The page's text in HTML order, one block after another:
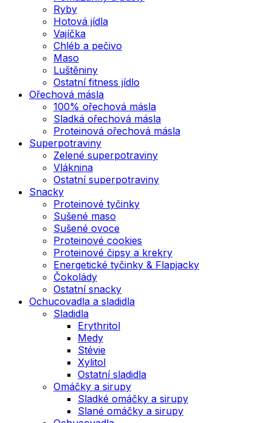
Ryby
Hotová jídla
Vajíčka
Chléb a pečivo
Maso
Luštěniny
Ostatní fitness jídlo
Ořechová másla
100% ořechová másla
Sladká ořechová másla
Proteinová ořechová másla
Superpotraviny
Zelené superpotraviny
Vláknina
Ostatní superpotraviny
Snacky
Proteinové tyčinky
Sušené maso
Sušené ovoce
Proteinové cookies
Proteinové čipsy a krekry
Energetické tyčinky & Flapjacky
Čokolády
Ostatní snacky
Ochucovadla a sladidla
Sladidla
Erythritol
Medy
Stévie
Xylitol
Ostatní sladidla
Omáčky a sirupy
Sladké omáčky a sirupy
Slané omáčky a sirupy